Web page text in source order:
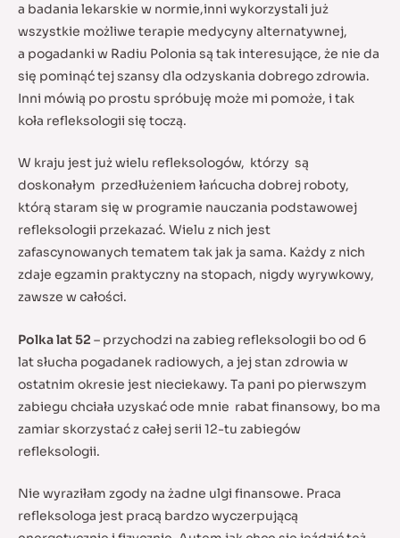
a badania lekarskie w normie,inni wykorzystali już
wszystkie możliwe terapie medycyny alternatywnej,
a pogadanki w Radiu Polonia są tak interesujące, że nie da
się pominąć tej szansy dla odzyskania dobrego zdrowia.
Inni mówią po prostu spróbuję może mi pomoże, i tak
koła refleksologii się toczą.
W kraju jest już wielu refleksologów, którzy są
doskonałym przedłużeniem łańcucha dobrej roboty,
którą staram się w programie nauczania podstawowej
refleksologii przekazać. Wielu z nich jest
zafascynowanych tematem tak jak ja sama. Każdy z nich
zdaje egzamin praktyczny na stopach, nigdy wyrywkowy,
zawsze w całości.
Polka lat 52 – przychodzi na zabieg refleksologii bo od 6
lat słucha pogadanek radiowych, a jej stan zdrowia w
ostatnim okresie jest nieciekawy. Ta pani po pierwszym
zabiegu chciała uzyskać ode mnie rabat finansowy, bo ma
zamiar skorzystać z całej serii 12-tu zabiegów
refleksologii.
Nie wyraziłam zgody na żadne ulgi finansowe. Praca
refleksologa jest pracą bardzo wyczerpującą